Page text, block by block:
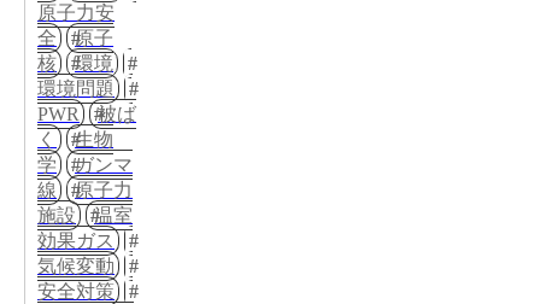
原子力安
全
原子
核
環境
環境問題
PWR
被ば
く
生物
学
ガンマ
線
原子力
施設
温室
効果ガス
気候変動
安全対策